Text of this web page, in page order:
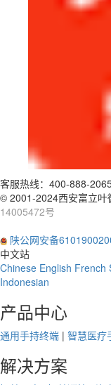
客服热线： 400-888-
© 2001-2024西安富立叶
14005472号
陕公网安备
中文站
Chinese English French
Indonesian
产品中心
通用手持终端 | 智慧医疗
解决方案